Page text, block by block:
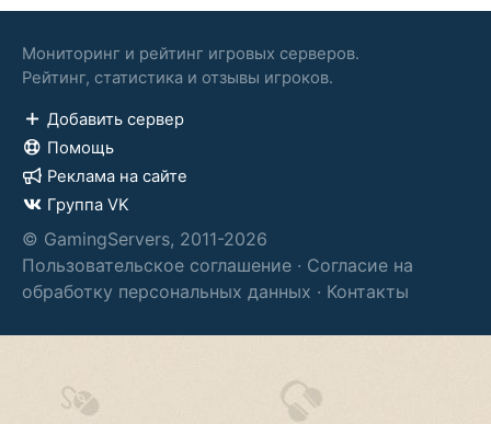
Мониторинг и рейтинг игровых серверов.
Рейтинг, статистика и отзывы игроков.
Добавить сервер
Помощь
Реклама на сайте
Группа VK
© GamingServers, 2011-2026
Пользовательское соглашение · Согласие на
обработку персональных данных · Контакты